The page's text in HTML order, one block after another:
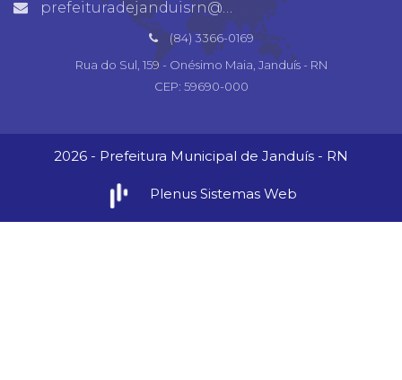
prefeituradejanduisrn@gmail.com
(84) 3366-0169
Rua do Sul, 159 - Onésimo Maia, Janduís - RN
CEP: 59690-000
2026 - Prefeitura Municipal de Janduís - RN
Plenus Sistemas Web